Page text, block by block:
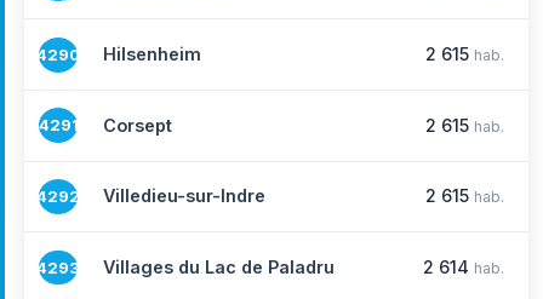
4290 Hilsenheim 2 615 hab.
4291 Corsept 2 615 hab.
4292 Villedieu-sur-Indre 2 615 hab.
4293 Villages du Lac de Paladru 2 614 hab.